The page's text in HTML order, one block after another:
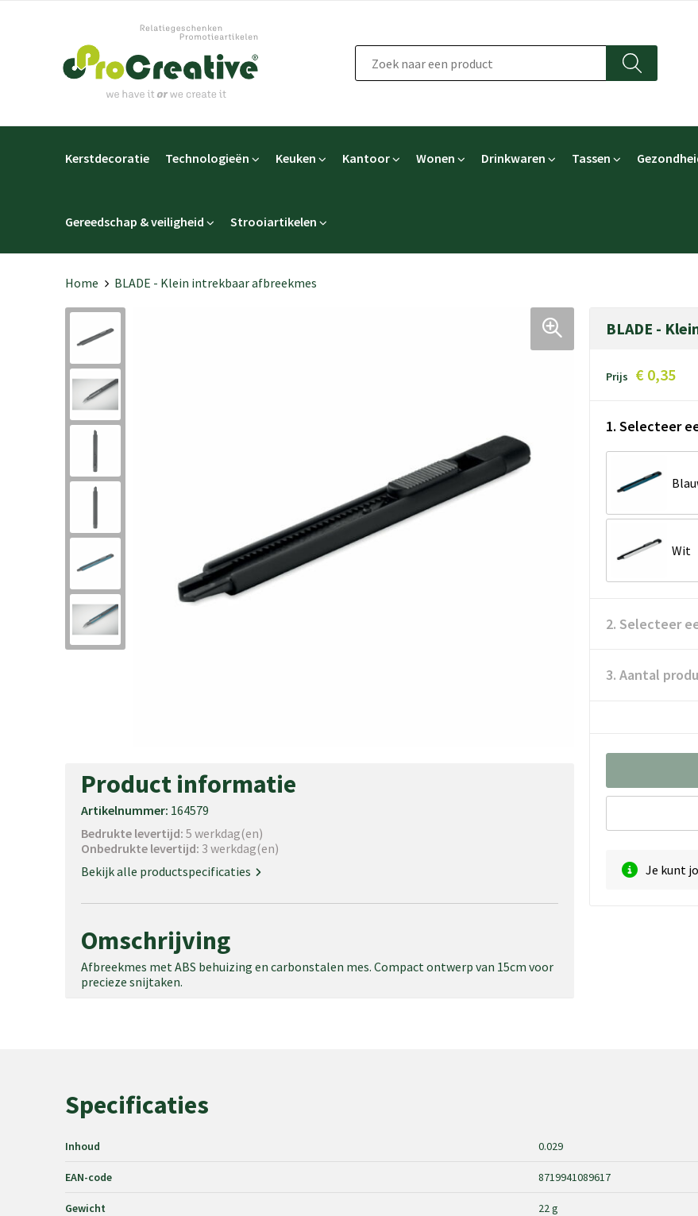
Kerstdecoratie Technologieën Keuken Kantoor Wonen Drinkwaren Tassen
Gereedschap & veiligheid Strooiartikelen
Home BLADE - Klein intrekbaar afbreekmes
Product informatie
Artikelnummer: 164579
Bedrukte levertijd: 5 werkdag(en)
Onbedrukte levertijd: 3 werkdag(en)
Bekijk alle productspecificaties
Omschrijving
Afbreekmes met ABS behuizing en carbonstalen mes. Compact ontwerp van 15cm voor
precieze snijtaken.
BLADE -
Prijs € 0,35
1. Selecteer
Wit
2. Selecteer
3. Aantal
Je kunt
Specificaties
Inhoud 0.029
EAN-code 8719941089617
Gewicht 22 g